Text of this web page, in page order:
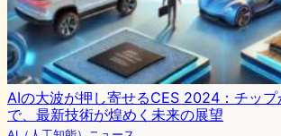
AIの大波が押し寄せるCES 2024：チップ
で、最新技術が煌めく未来の展望